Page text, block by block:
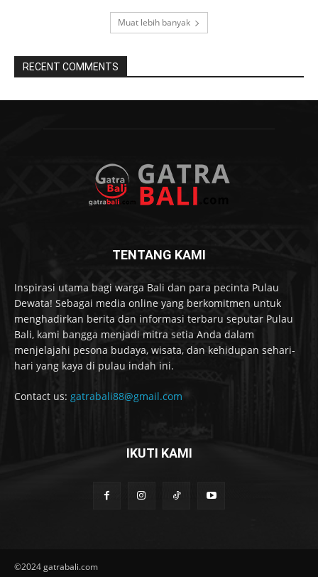
Muat lebih banyak
RECENT COMMENTS
TENTANG KAMI
Inspirasi utama bagi warga Bali dan para pecinta Pulau
Dewata! Sebagai media online yang berkomitmen untuk
menghadirkan berita dan informasi terbaru seputar Pulau
Bali, kami bangga menjadi mitra setia Anda dalam
menjelajahi pesona budaya, wisata, dan kehidupan sehari-
hari yang kaya di pulau indah ini.
Contact us: gatrabali88@gmail.com
IKUTI KAMI
©2024 gatrabali.com